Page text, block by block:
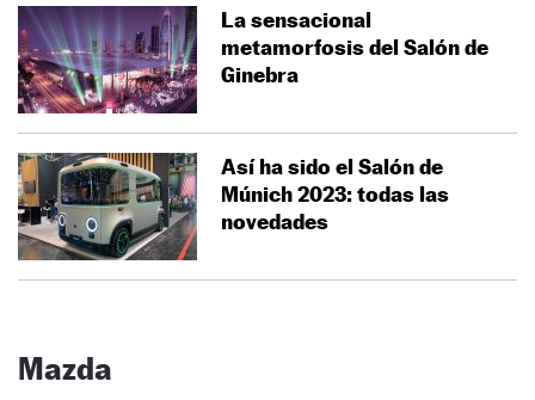
La sensacional
metamorfosis del Salón de
Ginebra
Así ha sido el Salón de
Múnich 2023: todas las
novedades
Mazda